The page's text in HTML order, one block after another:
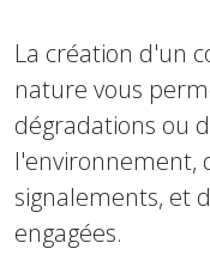
La création d'un
nature vous
dégradations ou
l'environnement,
signalements, et
engagées.